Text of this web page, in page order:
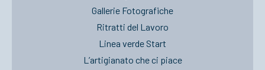
Gallerie Fotografiche
Ritratti del Lavoro
Linea verde Start
L’artigianato che ci piace